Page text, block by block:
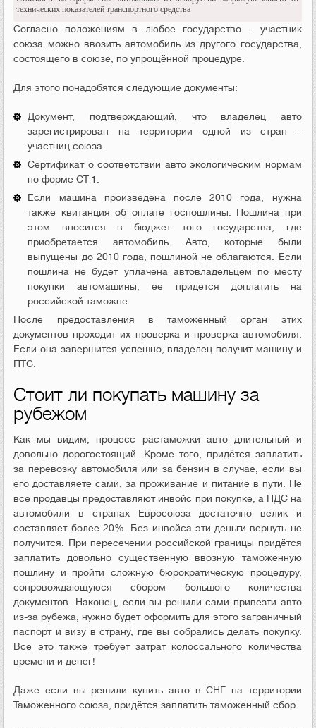
технических показателей транспортного средства
Согласно положениям в любое государство – участник
союза можно ввозить автомобиль из другого государства,
состоящего в союзе, по упрощённой процедуре.
Для этого понадобятся следующие документы:
Документ, подтверждающий, что владелец авто
зарегистрирован на территории одной из стран –
участниц союза.
Сертификат о соответствии авто экологическим нормам
по форме СТ-1.
Если машина произведена после 2010 года, нужна
также квитанция об оплате госпошлины. Пошлина при
этом вносится в бюджет того государства, где
приобретается автомобиль. Авто, которые были
выпущены до 2010 года, пошлиной не облагаются. Если
пошлина не будет уплачена автовладельцем по месту
покупки автомашины, её придется доплатить на
российской таможне.
После предоставления в таможенный орган этих
документов проходит их проверка и проверка автомобиля.
Если она завершится успешно, владелец получит машину и
ПТС.
Стоит ли покупать машину за
рубежом
Как мы видим, процесс растаможки авто длительный и
довольно дорогостоящий. Кроме того, придётся заплатить
за перевозку автомобиля или за бензин в случае, если вы
его доставляете сами, за проживание и питание в пути. Не
все продавцы предоставляют инвойс при покупке, а НДС на
автомобили в странах Евросоюза достаточно велик и
составляет более 20%. Без инвойса эти деньги вернуть не
получится. При пересечении российской границы придётся
заплатить довольно существенную ввозную таможенную
пошлину и пройти сложную бюрократическую процедуру,
сопровождающуюся сбором большого количества
документов. Наконец, если вы решили сами привезти авто
из-за рубежа, нужно будет оформить для этого заграничный
паспорт и визу в страну, где вы собрались делать покупку.
Всё это также требует затрат колоссального количества
времени и денег!
Даже если вы решили купить авто в СНГ на территории
Таможенного союза, придётся заплатить таможенный сбор.